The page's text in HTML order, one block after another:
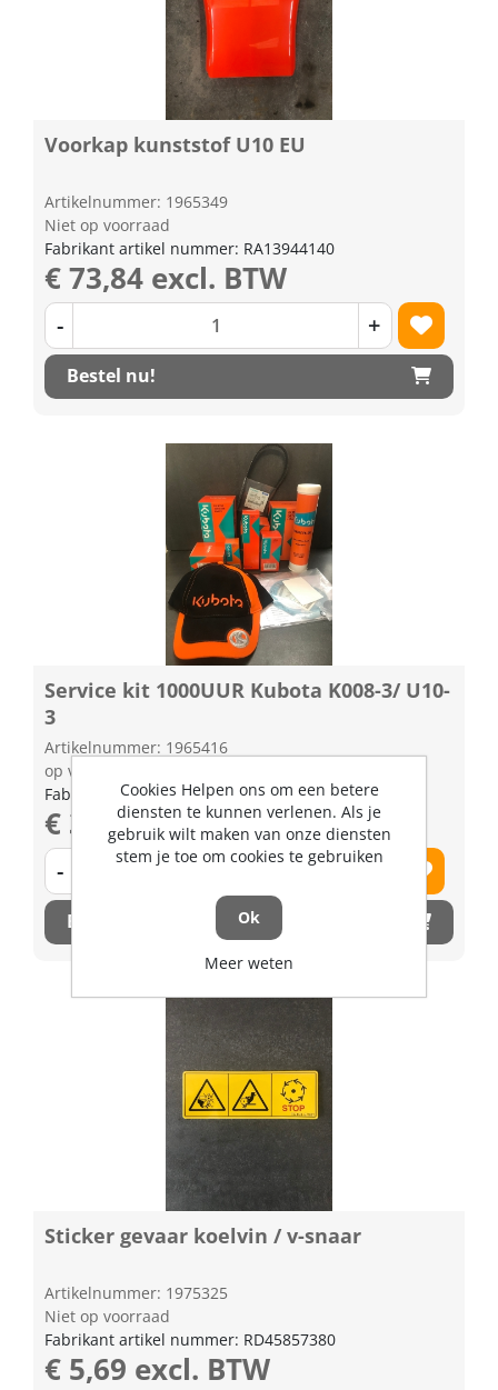
Voorkap kunststof U10 EU
Artikelnummer: 1965349
Niet op voorraad
Fabrikant artikel nummer: RA13944140
€ 73,84 excl. BTW
- +
Bestel nu!
Service kit 1000UUR Kubota K008-3/ U10-
3
Artikelnummer: 1965416
op voorraad | 3-5 dagen levertijd
Fabrikant artikel nummer: W21CK00300
€ 302,48 excl. BTW
- +
Bestel nu!
Sticker gevaar koelvin / v-snaar
Artikelnummer: 1975325
Niet op voorraad
Fabrikant artikel nummer: RD45857380
€ 5,69 excl. BTW
Cookies Helpen ons om een betere
diensten te kunnen verlenen. Als je
gebruik wilt maken van onze diensten
stem je toe om cookies te gebruiken
Ok
Meer weten